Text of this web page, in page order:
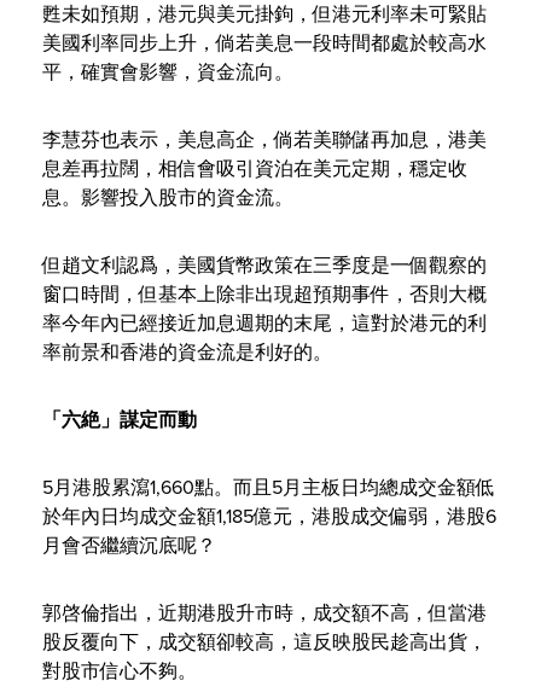
甦未如預期，港元與美元掛鉤，但港元利率未可緊貼
美國利率同步上升，倘若美息一段時間都處於較高水
平，確實會影響，資金流向。
李慧芬也表示，美息高企，倘若美聯儲再加息，港美
息差再拉闊，相信會吸引資泊在美元定期，穩定收
息。影響投入股市的資金流。
但趙文利認爲，美國貨幣政策在三季度是一個觀察的
窗口時間，但基本上除非出現超預期事件，否則大概
率今年內已經接近加息週期的末尾，這對於港元的利
率前景和香港的資金流是利好的。
「六絶」謀定而動
5月港股累瀉1,660點。而且5月主板日均總成交金額低
於年內日均成交金額1,185億元，港股成交偏弱，港股6
月會否繼續沉底呢？
郭啓倫指出，近期港股升市時，成交額不高，但當港
股反覆向下，成交額卻較高，這反映股民趁高出貨，
對股市信心不夠。